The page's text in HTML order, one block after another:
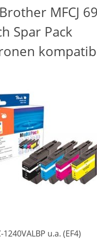
MFCJ
Spar Pack
u.a. (EF4)